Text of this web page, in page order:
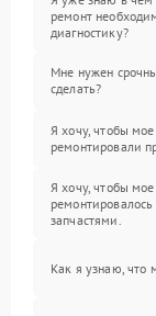
ремонт
диагностику?
Мне нужен
сделать?
Я хочу, чтобы мое
ремонтировали
Я хочу, чтобы мое
запчастями.
Как я узнаю, что